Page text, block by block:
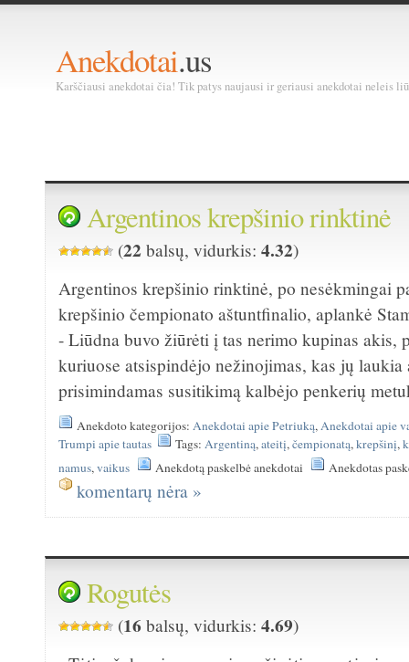
Anekdotai.us
Karščiausi anekdotai čia! Tik patys naujausi ir geriausi anekdotai neleis
Argentinos krepšinio rinktinė
(22 balsų, vidurkis:4.32)
Argentinos krepšinio rinktinė, po nesėkmingai
krepšinio čempionato aštuntfinalio, aplankė
- Liūdna buvo žiūrėti į tas nerimo kupinas akis,
kuriuose atsispindėjo nežinojimas, kas jų laukia
prisimindamas susitikimą kalbėjo penkerių
Anekdoto kategorijos:Anekdotai apie Petriuką,Anekdotai apie
Trumpi apie tautas
Tags:Argentiną,ateitį,čempionatą,krepšinį,
namus,vaikus Anekdotą paskelbė anekdotai Anekdotas
komentarų nėra »
Rogutės
(16 balsų, vidurkis:4.69)